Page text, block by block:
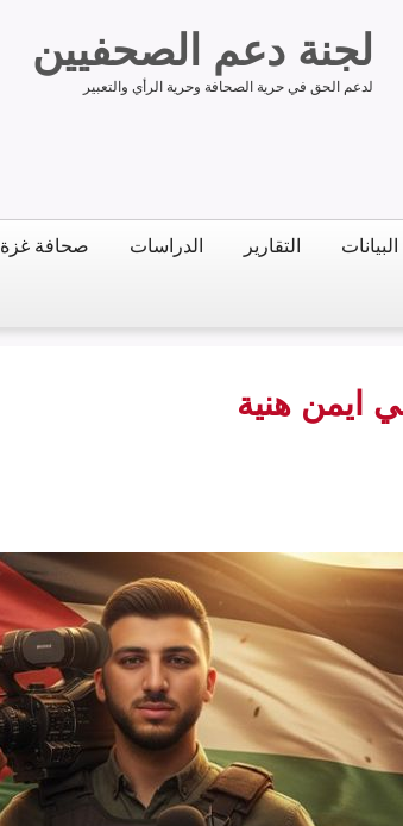
لجنة دعم الصحفيين
لدعم الحق في حرية الصحافة وحرية الرأي والتعبير
البيانات التقارير الدراسات صحافة غزة
ايمن هنية